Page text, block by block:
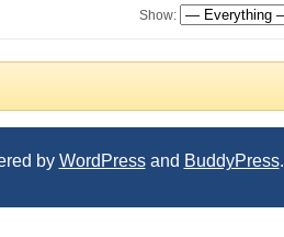
Show:
by WordPressand BuddyPress.